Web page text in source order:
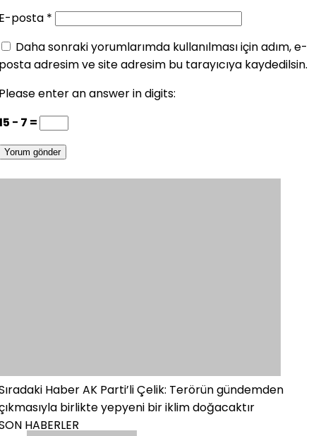
posta *
Daha sonraki yorumlarımda kullanılması için adım, e-
adresim ve site adresim bu tarayıcıya kaydedilsin.
enter an answer in digits:
− 7 =
HaberAK Parti’li Çelik: Terörün gündemden
birlikte yepyeni bir iklim doğacaktır
HABERLER